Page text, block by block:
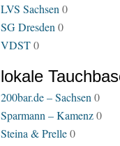
LVS Sachsen 0
SG Dresden 0
VDST0
lokale
200bar.de – Sachsen 0
Sparmann – Kamenz0
Steina & Prelle0